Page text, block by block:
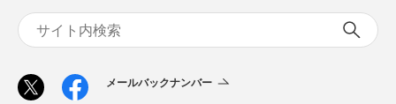
メールバックナンバー